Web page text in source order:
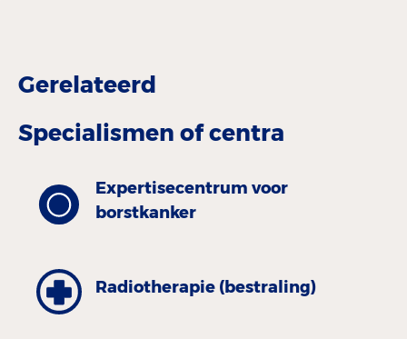
Gerelateerd
Specialismen of centra
Expertisecentrum voor
borstkanker
Radiotherapie (bestraling)